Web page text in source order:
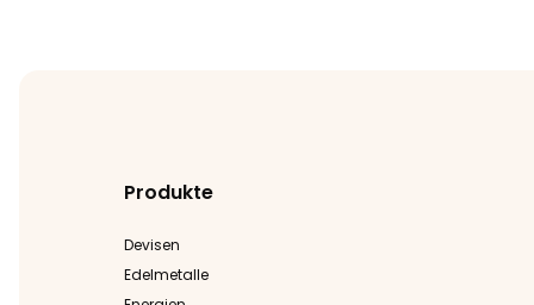
Produkte
Devisen
Edelmetalle